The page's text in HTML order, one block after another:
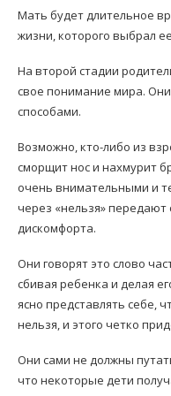
Мать будет длительное
жизни, которого выбрал
На второй стадии
свое понимание мира.
способами.
Возможно, кто-либо из
сморщит нос и нахмурит
очень внимательными и
через «нельзя» передают
дискомфорта.
Они говорят это слово
сбивая ребенка и делая
ясно представлять себе,
нельзя, и этого четко
Они сами не должны
что некоторые дети